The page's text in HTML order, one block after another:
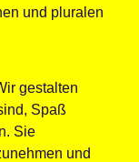
und pluralen
gestalten
Spaß
Sie
und